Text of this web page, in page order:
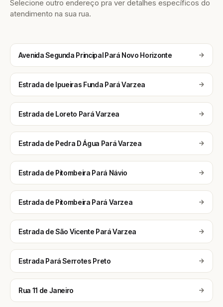
Selecione outro endereço pra ver detalhes específicos do
atendimento na sua rua.
Avenida Segunda Principal Pará Novo Horizonte
Estrada de Ipueiras Funda Pará Varzea
Estrada de Loreto Pará Varzea
Estrada de Pedra D Água Pará Varzea
Estrada de Pitombeira Pará Návio
Estrada de Pitombeira Pará Varzea
Estrada de São Vicente Pará Varzea
Estrada Pará Serrotes Preto
Rua 11 de Janeiro